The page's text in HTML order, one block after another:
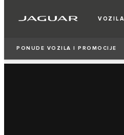
VOZILA
PONUDE VOZILA I PROMOCIJE